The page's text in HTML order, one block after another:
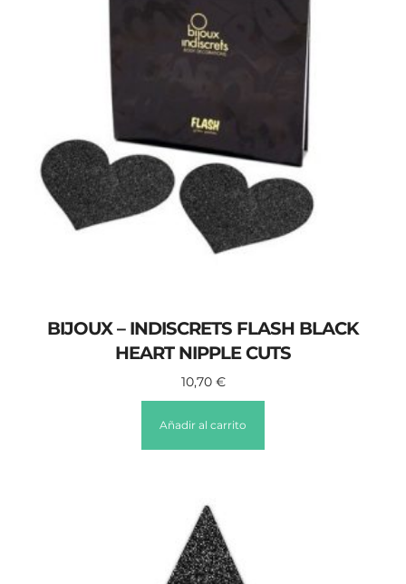
BIJOUX – INDISCRETS FLASH BLACK
HEART NIPPLE CUTS
10,70 €
Añadir al carrito